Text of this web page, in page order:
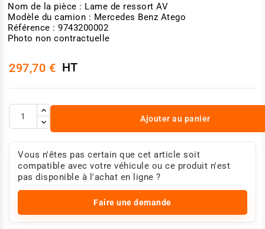
Nom de la pièce : Lame de ressort AV
Modèle du camion : Mercedes Benz Atego
Référence : 9743200002
Photo non contractuelle
297,70 € HT
Ajouter au panier
Vous n'êtes pas certain que cet article soit
compatible avec votre véhicule ou ce produit n'est
pas disponible à l'achat en ligne ?
Faire une demande